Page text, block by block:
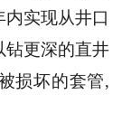
实现从井口
钻更深的直井
损坏的套管,